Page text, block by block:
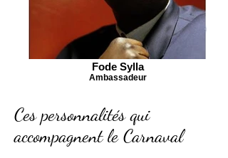
Fode Sylla
Ambassadeur
Ces personnalités qui
accompagnent le Carnaval